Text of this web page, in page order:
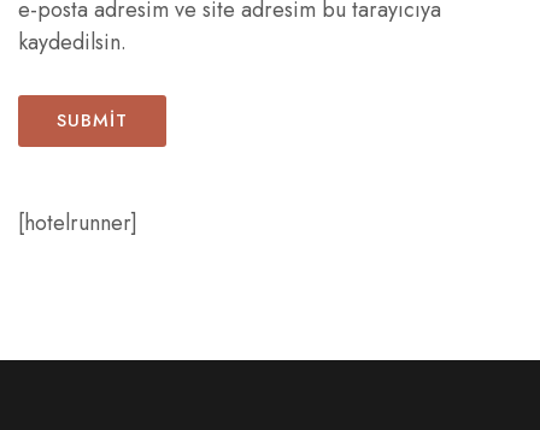
e-posta adresim ve site adresim bu tarayıcıya
kaydedilsin.
[hotelrunner]